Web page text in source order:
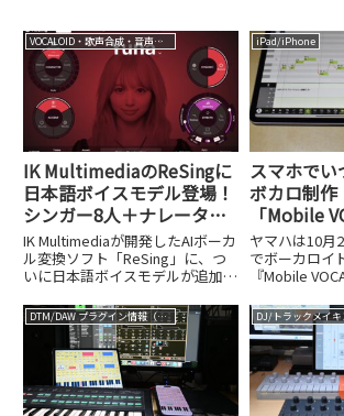
VOCALOID・歌声合成・音声合成
IK MultimediaのReSingに
日本語ボイスモデル登場！
シンガー8人＋ナレーター2
人の10種で歌声/しゃべり
声の変換
IK Multimediaが開発したAIボーカ
ル変換ソフト「ReSing」に、つ
いに日本語ボイスモデルが追加さ
スされた「ReSing Voices
Japanese Pack」では、男女あわ
せて8人のシンガー...
iPad/iPhone
スマホでい
ボカロ制作
「Mobile
Editor」が
アップ
ヤマハは10月
でボーカロイ
『Mobile
た。月額660
格設定に加え
験期間も用意
DTM/DAW プラグイン情報（VST AU AAX） DJ/トラックメイ